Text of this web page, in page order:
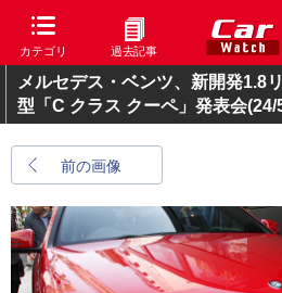
カテゴリ 過去記事
メルセデス・ベンツ、新開発1.8
型「C クラス クーペ」発表会(24/
前の画像